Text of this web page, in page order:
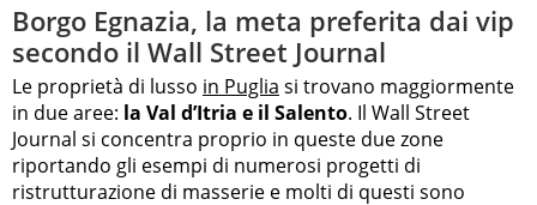
Borgo Egnazia, la meta preferita dai vip
secondo il Wall Street Journal
Le proprietà di lusso in Puglia si trovano maggiormente
in due aree: la Val d’Itria e il Salento. Il Wall Street
Journal si concentra proprio in queste due zone
riportando gli esempi di numerosi progetti di
ristrutturazione di masserie e molti di questi sono